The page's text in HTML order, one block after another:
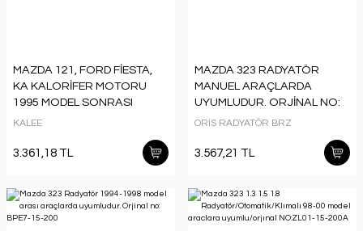
MAZDA 121, FORD FİESTA,
KA KALORİFER MOTORU
1995 MODEL SONRASI
ARAÇLARDA UYUMLUDUR.
KALEE
3.361,18 TL
MAZDA 323 RADYATÖR
MANUEL ARAÇLARDA
UYUMLUDUR. ORJİNAL NO:
B388-15-200C
ORİS RADYATÖR BRZ
3.567,21 TL